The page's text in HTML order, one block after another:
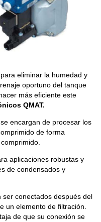
eliminar la humedad y
oportuno del tanque
más eficiente este
QMAT.
encargan de procesar los
de forma
aplicaciones robustas y
de condensados y
conectados después del
un elemento de filtración.
de que su conexión se